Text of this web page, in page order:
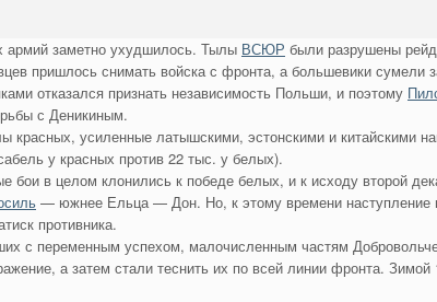
армий заметно ухудшилось. Тылы ВСЮР были разрушены
пришлось снимать войска с фронта, а большевики сумели
отказался признать независимость Польши, и поэтому
с Деникиным.
красных, усиленные латышскими, эстонскими и китайскими
у красных против 22 тыс. у белых).
бои в целом клонились к победе белых, и к исходу второй
— южнее Ельца — Дон. Но, к этому времени наступление
противника.
с переменным успехом, малочисленным частям
а затем стали теснить их по всей линии фронта. Зимой